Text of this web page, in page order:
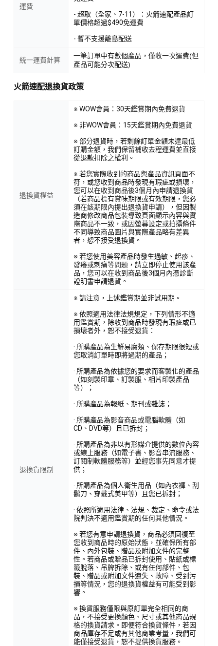
運費
- 超取（全家、7-11）：火箭速配產品訂
單價格超過$490免運費
- 暫不支援離島配送
統一運費計算
一筆訂單中有數個產品，僅收一次運費(但
產品可能分次配送)
火箭速配退換貨政策
退換貨權益
※ WOW會員：30天鑑賞期內免費退貨
※ 非WOW會員：15天鑑賞期內免費退貨
※ 部分退貨時，若剩餘訂單金額未達最低
訂購金額，我們保留補收去程運費並直接
從退款扣除之權利。
※ 若您實際收到的商品與產品資訊頁面不
符，或您收到商品時發現有瑕疵或損壞，
您可以在收到商品後3個月內申請退換貨
（若商品標有賞味期限或有效期限，您必
須在該期限內提出退換貨申請），但因製
造商修改商品包裝導致頁面顯示內容與實
際商品不一致，或因螢幕設定或拍攝條件
不同導致商品圖片與實際產品略有差異
者，恕不接受退換貨。
※ 若您使用美容產品時發生過敏、起疹、
發癢或刺痛等問題，請立即停止使用該產
品，您可以在收到商品後3個月內憑診斷
證明書申請退貨。
退換貨限制
※ 請注意，上述鑑賞期並非試用期。
※ 依照適用法律法規規定，下列情形不適
用鑑賞期，除收到商品時發現有瑕疵或已
損壞者外，恕不接受退貨：
· 所購產品為生鮮易腐類、保存期限很短或
您取消訂單時即將過期的產品；
· 所購產品為依據您的要求而客製化的產品
（如刻製印章、訂製服、相片印製產品
等）；
· 所購產品為報紙、期刊或雜誌；
· 所購產品為影音商品或電腦軟體（如
CD、DVD等）且已拆封；
· 所購產品為非以有形媒介提供的數位內容
或線上服務（如電子書、影音串流服務、
訂閱制軟體服務等）並經您事先同意才提
供；
· 所購產品為個人衛生用品（如內衣褲、刮
鬍刀、穿戴式美甲等）且您已拆封；
· 依照所適用法律、法規、裁定、命令或法
院判決不適用鑑賞期的任何其他情況。
※ 若您有意申請退換貨，商品必須回復至
您收到商品時的原始狀態，並確保所有部
件、內外包裝、贈品及附加文件的完整
性。若商品或贈品已拆封使用、貼紙或標
籤脫落、吊牌拆除、或有任何部件、包
裝、贈品或附加文件遺失、故障、受到污
損等情況，您的退換貨權益有可能受到影
響。
※ 換貨服務僅限與原訂單完全相同的商
品，不接受更換顏色、尺寸或其他商品規
格的換貨請求。即便符合換貨條件，若因
商品庫存不足或有其他商業考量，我們可
能僅接受退貨，恕不提供換貨服務。